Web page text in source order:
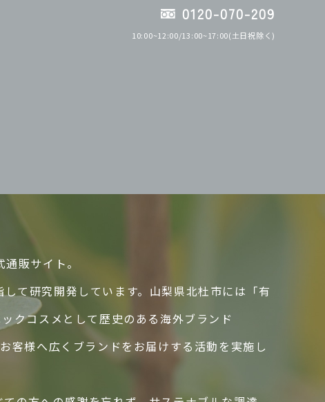
0120-070-209
10:00~12:00/13:00~17:00(土日祝除く)
販サイト。
て研究開発しています。山梨県北杜市には「有
クコスメとして歴史のある海外ブランド
客様へ広くブランドをお届けする活動を実施し